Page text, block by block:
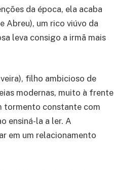
da época, ela acaba
Abreu), um rico viúvo da
leva consigo a irmã mais
filho ambicioso de
modernas, muito à frente
tormento constante com
ensiná-la a ler. A
em um relacionamento